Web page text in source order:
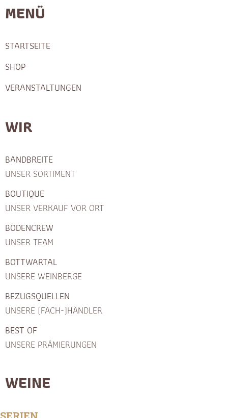
MENÜ
STARTSEITE
SHOP
VERANSTALTUNGEN
WIR
BANDBREITE
UNSER SORTIMENT
BOUTIQUE
UNSER VERKAUF VOR ORT
BODENCREW
UNSER TEAM
BOTTWARTAL
UNSERE WEINBERGE
BEZUGSQUELLEN
UNSERE (FACH-)HÄNDLER
BEST OF
UNSERE PRÄMIERUNGEN
WEINE